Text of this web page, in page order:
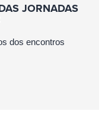
JORNADAS
dos encontros